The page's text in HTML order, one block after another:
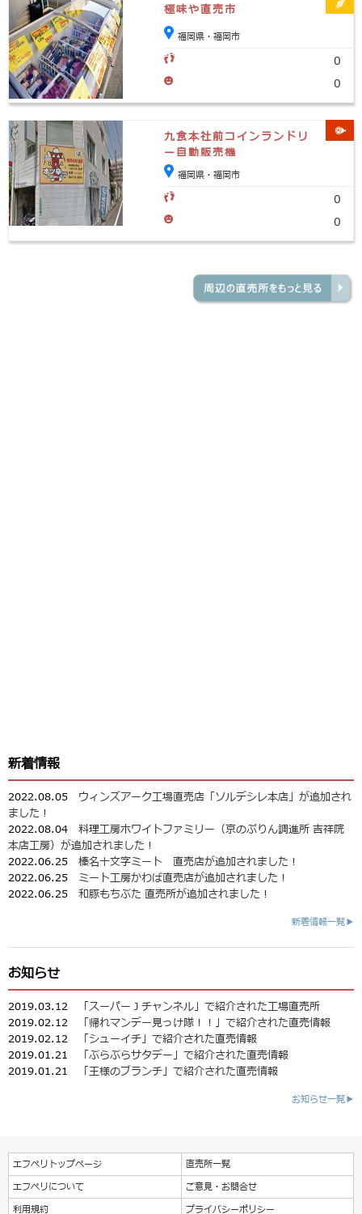
極味や直売市
福岡県・福岡市
0
0
九食本社前コインランドリ
ー自動販売機
福岡県・福岡市
0
0
新着情報
2022.08.05 ウィンズアーク工場直売店「ソルデシレ本店」が追加され
ました！
2022.08.04 料理工房ホワイトファミリー（京のぷりん調進所 吉祥院
本店工房）が追加されました！
2022.06.25 榛名十文字ミート 直売店が追加されました！
2022.06.25 ミート工房かわば直売店が追加されました！
2022.06.25 和豚もちぶた 直売所が追加されました！
新着情報一覧▶
お知らせ
2019.03.12
「スーパーＪチャンネル」で紹介された工場直売所
2019.02.12
「帰れマンデー見っけ隊！！」で紹介された直売情報
2019.02.12
「シューイチ」で紹介された直売情報
2019.01.21
「ぶらぶらサタデー」で紹介された直売情報
2019.01.21
「王様のブランチ」で紹介された直売情報
お知らせ一覧▶
エフペリトップページ
直売所一覧
エフペリについて
ご意見・お問合せ
利用規約
プライバシーポリシー